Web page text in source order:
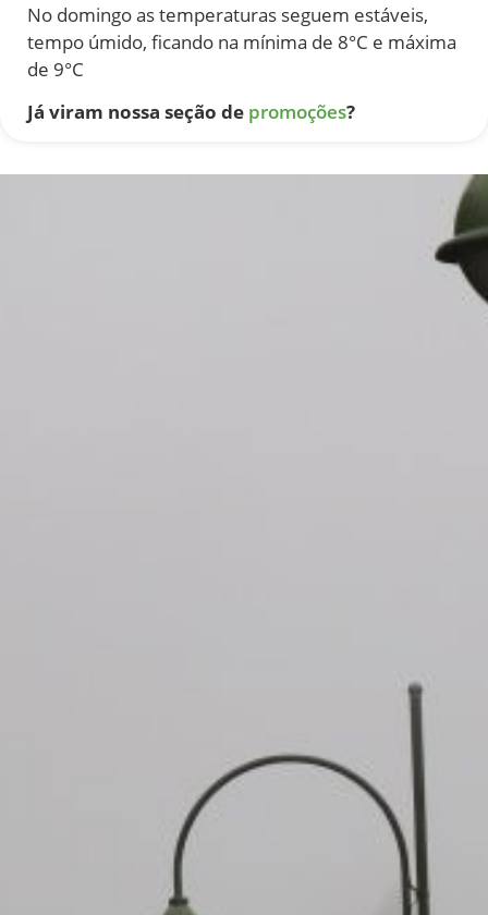
No domingo as temperaturas seguem estáveis,
tempo úmido, ficando na mínima de 8°C e máxima
de 9°C
Já viram nossa seção de promoções?